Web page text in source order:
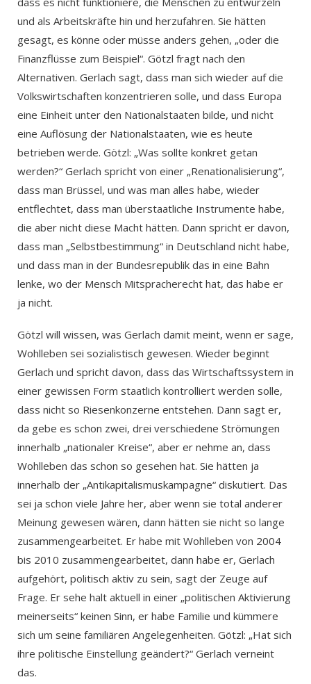
und als Arbeitskräfte hin und herzufahren. Sie hätten
gesagt, es könne oder müsse anders gehen, „oder die
Finanzflüsse zum Beispiel“. Götzl fragt nach den
Alternativen. Gerlach sagt, dass man sich wieder auf die
Volkswirtschaften konzentrieren solle, und dass Europa
eine Einheit unter den Nationalstaaten bilde, und nicht
eine Auflösung der Nationalstaaten, wie es heute
betrieben werde. Götzl: „Was sollte konkret getan
werden?“ Gerlach spricht von einer „Renationalisierung“,
dass man Brüssel, und was man alles habe, wieder
entflechtet, dass man überstaatliche Instrumente habe,
die aber nicht diese Macht hätten. Dann spricht er davon,
dass man „Selbstbestimmung“ in Deutschland nicht habe,
und dass man in der Bundesrepublik das in eine Bahn
lenke, wo der Mensch Mitspracherecht hat, das habe er
ja nicht.
Götzl will wissen, was Gerlach damit meint, wenn er sage,
Wohlleben sei sozialistisch gewesen. Wieder beginnt
Gerlach und spricht davon, dass das Wirtschaftssystem in
einer gewissen Form staatlich kontrolliert werden solle,
dass nicht so Riesenkonzerne entstehen. Dann sagt er,
da gebe es schon zwei, drei verschiedene Strömungen
innerhalb „nationaler Kreise“, aber er nehme an, dass
Wohlleben das schon so gesehen hat. Sie hätten ja
innerhalb der „Antikapitalismuskampagne“ diskutiert. Das
sei ja schon viele Jahre her, aber wenn sie total anderer
Meinung gewesen wären, dann hätten sie nicht so lange
zusammengearbeitet. Er habe mit Wohlleben von 2004
bis 2010 zusammengearbeitet, dann habe er, Gerlach
aufgehört, politisch aktiv zu sein, sagt der Zeuge auf
Frage. Er sehe halt aktuell in einer „politischen Aktivierung
meinerseits“ keinen Sinn, er habe Familie und kümmere
sich um seine familiären Angelegenheiten. Götzl: „Hat sich
ihre politische Einstellung geändert?“ Gerlach verneint
das.